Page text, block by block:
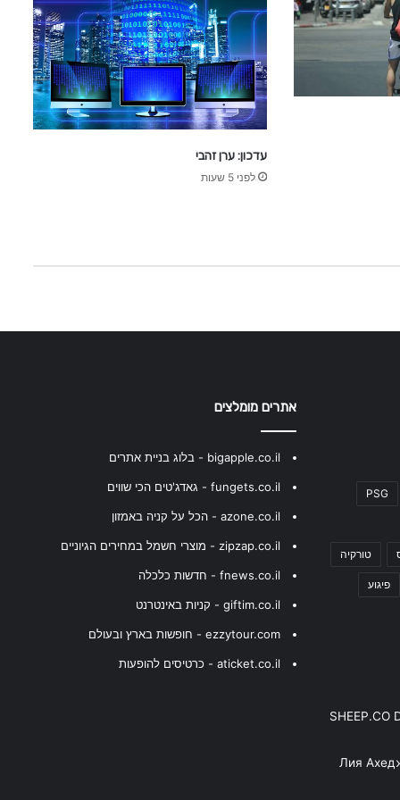
o
עדכון: ערן זהבי
לפני 5 שעות
PSG
טורקיה
פיגוע
SHEEP.CO
Лия
אתרים מומלצים
bigapple.co.il - בלוג בניית אתרים
fungets.co.il - גאדג'טים הכי שווים
azone.co.il - הכל על קניה באמזון
zipzap.co.il - מוצרי חשמל במחירים הגיוניים
fnews.co.il - חדשות כלכלה
giftim.co.il - קניות באינטרנט
ezzytour.com - חופשות בארץ ובעולם
aticket.co.il - כרטיסים להופעות